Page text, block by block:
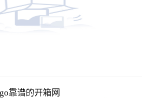
靠谱的开箱网